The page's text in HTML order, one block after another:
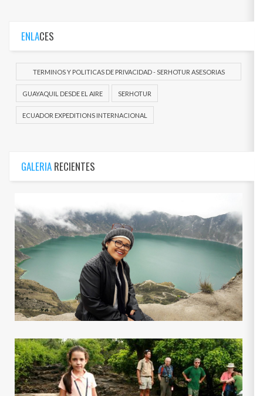
ENLACES
TERMINOS Y POLITICAS DE PRIVACIDAD - SERHOTUR ASESORIAS
GUAYAQUIL DESDE EL AIRE SERHOTUR
ECUADOR EXPEDITIONS INTERNACIONAL
GALERIA RECIENTES